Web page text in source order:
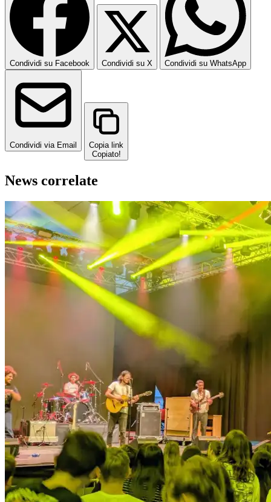
Condividi su Facebook Condividi su X Condividi su WhatsApp
Condividi via Email
Copia link
Copiato!
News correlate